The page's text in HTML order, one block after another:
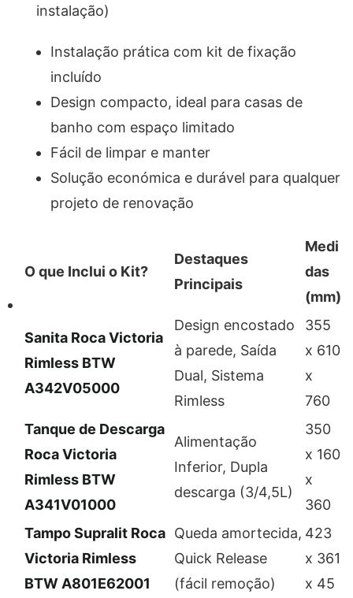
instalação)
Instalação prática com kit de fixação
incluído
Design compacto, ideal para casas de
banho com espaço limitado
Fácil de limpar e manter
Solução económica e durável para qualquer
projeto de renovação
O que Inclui o Kit?
Destaques
Principais
Medi
das
(mm)
Sanita Roca Victoria
Rimless BTW
A342V05000
Design encostado
à parede, Saída
Dual, Sistema
Rimless
355
x 610
x
760
Tanque de Descarga
Roca Victoria
Rimless BTW
A341V01000
Alimentação
Inferior, Dupla
descarga (3/4,5L)
350
x 160
x
360
Tampo Supralit Roca
Victoria Rimless
BTW A801E62001
Queda amortecida,
Quick Release
(fácil remoção)
423
x 361
x 45